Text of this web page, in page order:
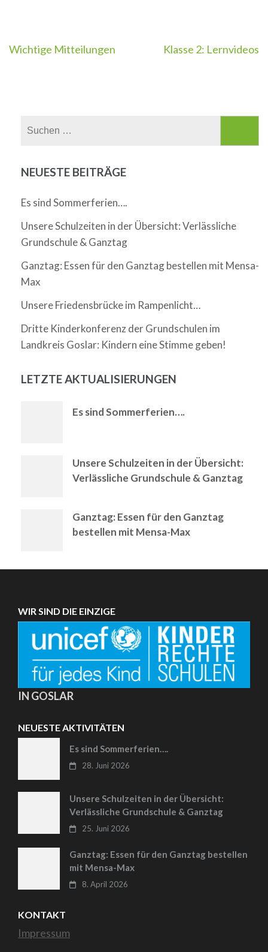
Beitragsnavigation
Wichtige Mitteilungen Klasse 2: Lernvideos
NEUESTE BEITRÄGE
Es sind Sommerferien….
Unsere Schulzeiten in der Übersicht: Verlässliche
Grundschule & Ganztag
Ganztag: Essen für den Ganztag bestellen mit Mensa-
Max
Unsere Friedensbrücke im Rampenlicht…
Dritte Kinderkonferenz der Grundschulen im
Landkreis Goslar: Kindern eine Stimme geben!
LETZTE AKTUALISIERUNGEN
Es sind Sommerferien….
Unsere Schulzeiten in der Übersicht:
Verlässliche Grundschule & Ganztag
Ganztag: Essen für den Ganztag
bestellen mit Mensa-Max
WIR SIND DIE EINZIGE
IN GOSLAR
NEUESTE AKTIVITÄTEN
Es sind Sommerferien….
28. Juni 2026
Unsere Schulzeiten in der Übersicht:
Verlässliche Grundschule & Ganztag
25. Juni 2026
Ganztag: Essen für den Ganztag bestellen
mit Mensa-Max
8. April 2026
KONTAKT
Impressum